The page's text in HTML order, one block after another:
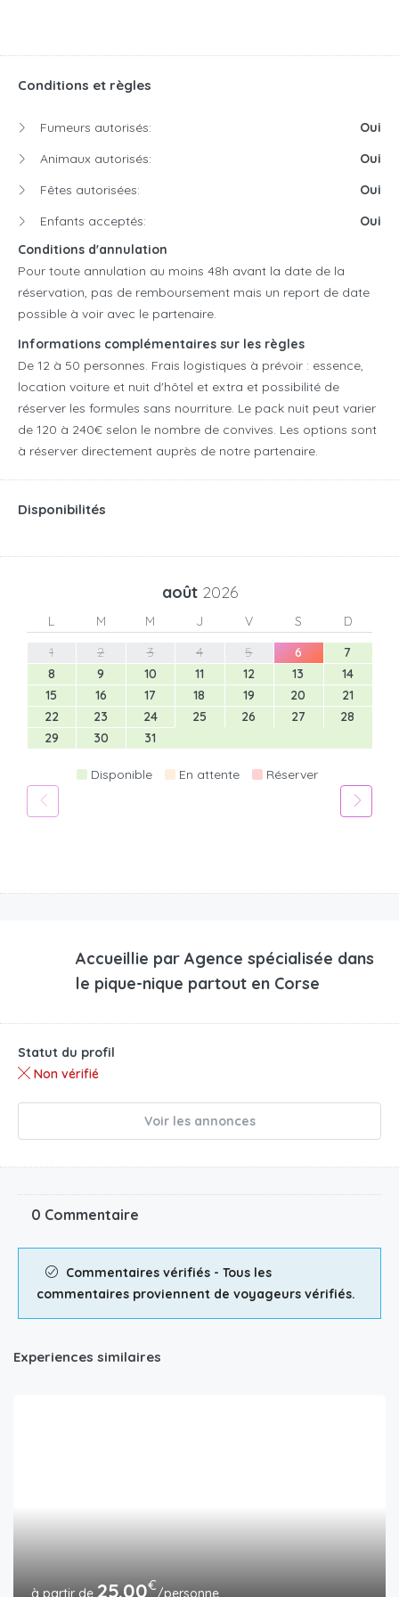
Conditions et règles
Fumeurs autorisés:
Oui
Animaux autorisés:
Oui
Fêtes autorisées:
Oui
Enfants acceptés:
Oui
Conditions d'annulation
Pour toute annulation au moins 48h avant la date de la
réservation, pas de remboursement mais un report de date
possible à voir avec le partenaire.
Informations complémentaires sur les règles
De 12 à 50 personnes. Frais logistiques à prévoir : essence,
location voiture et nuit d'hôtel et extra et possibilité de
réserver les formules sans nourriture. Le pack nuit peut varier
de 120 à 240€ selon le nombre de convives. Les options sont
à réserver directement auprès de notre partenaire.
Disponibilités
août 2026
L M M J V S
D
1
2 3 4 5 6
7
8
9 10 11 12 13
14
15
16 17 18 19 20
21
22
23 24 25 26 27
28
29
30 31
Disponible En attente Réserver
Accueillie par Agence spécialisée dans
le pique-nique partout en Corse
Statut du profil
Non vérifié
Voir les annonces
0 Commentaire
Commentaires vérifiés - Tous les
commentaires proviennent de voyageurs vérifiés.
Experiences similaires
25.00€/personne